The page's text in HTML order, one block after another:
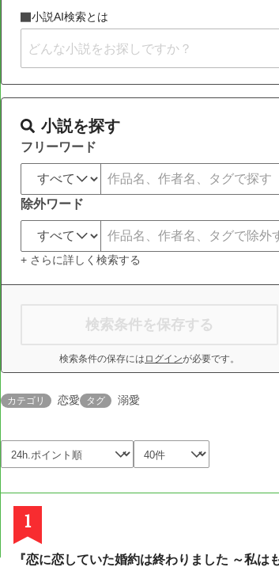
小説AI検索とは
小説を探す
フリーワード
除外ワード
+ さらに詳しく検索する
検索条件を保存する
検索条件の保存には ログインが必要です。
カテゴリ 恋愛 タグ 溺愛
1
『恋に恋していた婚約は終わりました ～私は